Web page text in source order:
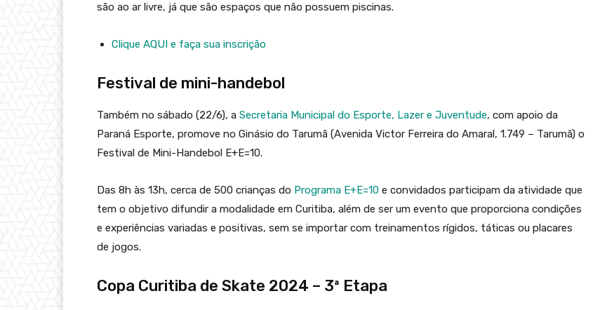
são ao ar livre, já que são espaços que não possuem piscinas.
Clique AQUI e faça sua inscrição
Festival de mini-handebol
Também no sábado (22/6), a Secretaria Municipal do Esporte, Lazer e Juventude, com apoio da
Paraná Esporte, promove no Ginásio do Tarumã (Avenida Victor Ferreira do Amaral, 1.749 – Tarumã) o
Festival de Mini-Handebol E+E=10.
Das 8h às 13h, cerca de 500 crianças do Programa E+E=10 e convidados participam da atividade que
tem o objetivo difundir a modalidade em Curitiba, além de ser um evento que proporciona condições
e experiências variadas e positivas, sem se importar com treinamentos rígidos, táticas ou placares
de jogos.
Copa Curitiba de Skate 2024 – 3ª Etapa